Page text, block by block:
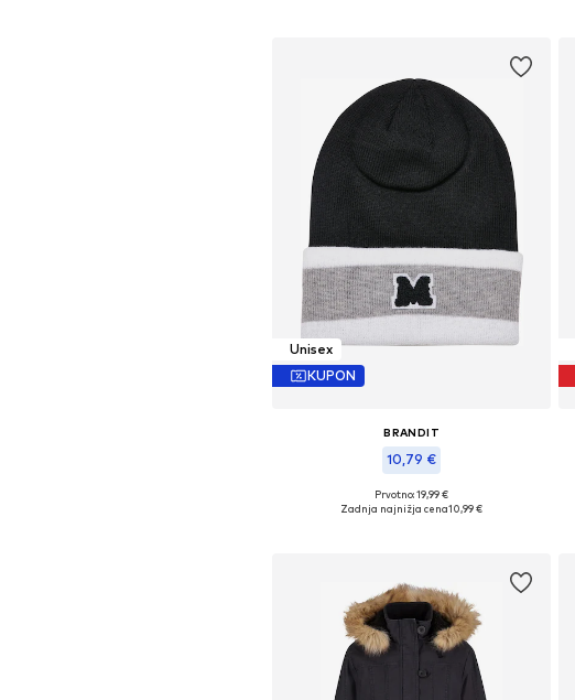
Unisex
KUPON
BRANDIT
10,79 €
Razpoložljive velikosti: 55-60
Prvotno: 19,99 €
Zadnja najnižja cena10,99 €